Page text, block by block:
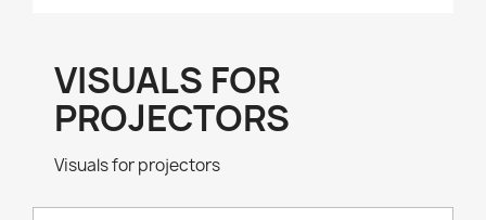
VISUALS FOR
PROJECTORS
Visuals for projectors